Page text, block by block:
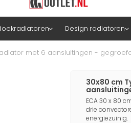
Design radiatoren
met 6 aansluitingen -
30x80 cm
ECA 30 x 80
drie
energiezuinig.